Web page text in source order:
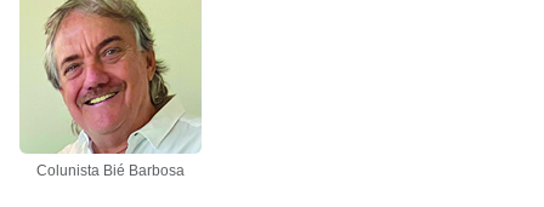
Colunista Bié Barbosa